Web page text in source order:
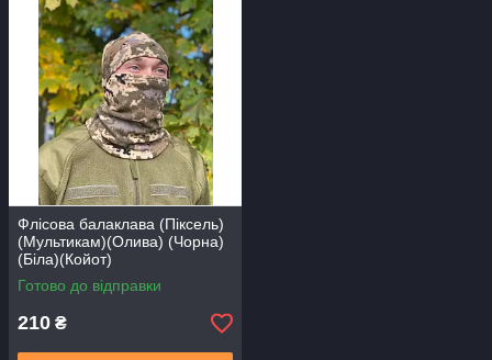
Флісова балаклава (Піксель)
(Мультикам)(Олива) (Чорна)
(Біла)(Койот)
Готово до відправки
210 ₴